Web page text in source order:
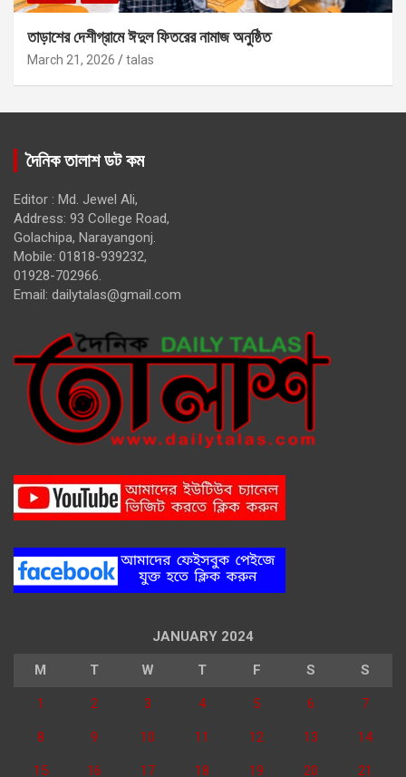
তাড়াশের দেশীগ্রামে ঈদুল ফিতরের নামাজ অনুষ্ঠিত
March 21, 2026 talas
দৈনিক তালাশ ডট কম
Editor : Md. Jewel Ali,
Address: 93 College Road,
Golachipa, Narayangonj.
Mobile: 01818-939232,
01928-702966.
Email: dailytalas@gmail.com
JANUARY 2024
M T W T F S S
1 2 3 4 5 6 7
8 9 10 11 12 13 14
15 16 17 18 19 20 21